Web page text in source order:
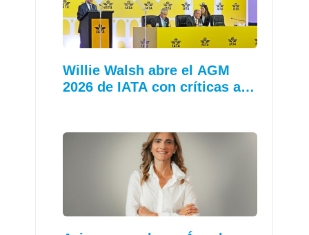
Willie Walsh abre el AGM
2026 de IATA con críticas a…